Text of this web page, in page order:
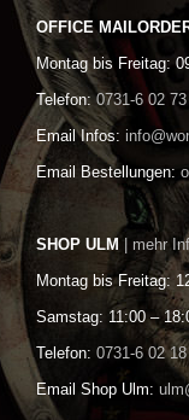
OFFICE
Montag bis Freitag:
Telefon: 0731-6 02
Email Infos:
Email Bestellungen:
SHOP ULM | mehr
Montag bis Freitag:
Samstag: 11:00 –
Telefon: 0731-6 02
Email Shop Ulm: